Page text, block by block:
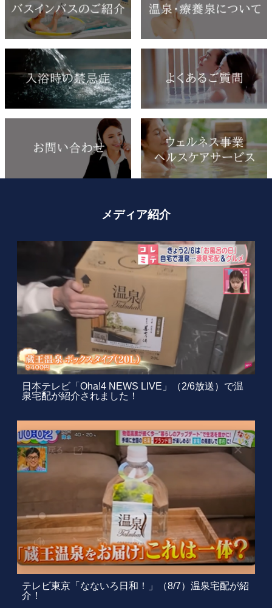
メディア紹介
日本テレビ「Oha!4 NEWS LIVE」（2/6放送）で温
泉宅配が紹介されました！
テレビ東京「なないろ日和！」（8/7）温泉宅配が紹
介！